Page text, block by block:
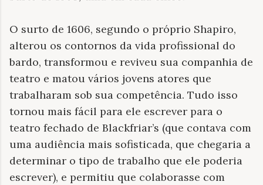
O surto de 1606, segundo o próprio Shapiro,
alterou os contornos da vida profissional do
bardo, transformou e reviveu sua companhia de
teatro e matou vários jovens atores que
trabalharam sob sua competência. Tudo isso
tornou mais fácil para ele escrever para o
teatro fechado de Blackfriar’s (que contava com
uma audiência mais sofisticada, que chegaria a
determinar o tipo de trabalho que ele poderia
escrever), e permitiu que colaborasse com